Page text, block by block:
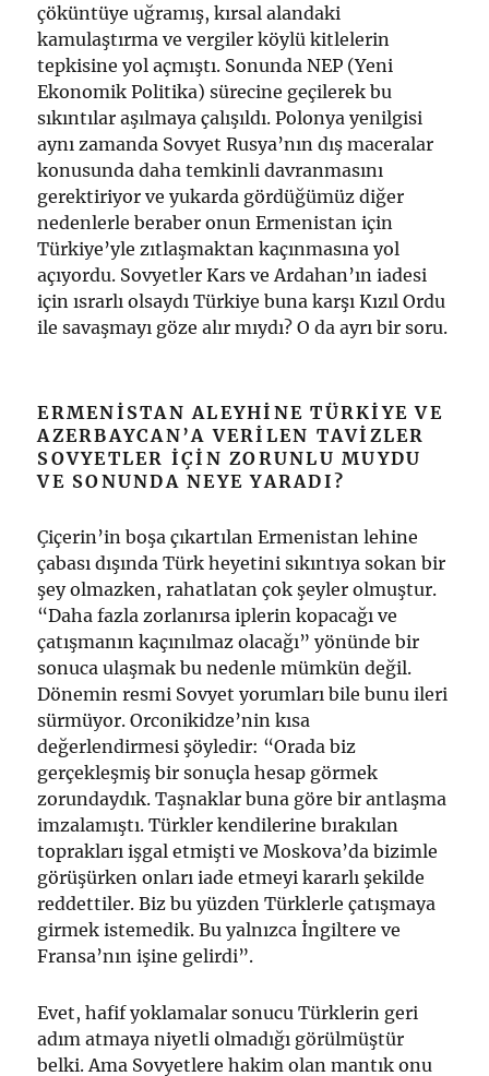
çöküntüye uğramış, kırsal alandaki
kamulaştırma ve vergiler köylü kitlelerin
tepkisine yol açmıştı. Sonunda NEP (Yeni
Ekonomik Politika) sürecine geçilerek bu
sıkıntılar aşılmaya çalışıldı. Polonya yenilgisi
aynı zamanda Sovyet Rusya’nın dış maceralar
konusunda daha temkinli davranmasını
gerektiriyor ve yukarda gördüğümüz diğer
nedenlerle beraber onun Ermenistan için
Türkiye’yle zıtlaşmaktan kaçınmasına yol
açıyordu. Sovyetler Kars ve Ardahan’ın iadesi
için ısrarlı olsaydı Türkiye buna karşı Kızıl Ordu
ile savaşmayı göze alır mıydı? O da ayrı bir soru.
ERMENISTAN ALEYHINE TÜRKIYE VE
AZERBAYCAN’A VERILEN TAVIZLER
SOVYETLER IÇIN ZORUNLU MUYDU
VE SONUNDA NEYE YARADI?
Çiçerin’in boşa çıkartılan Ermenistan lehine
çabası dışında Türk heyetini sıkıntıya sokan bir
şey olmazken, rahatlatan çok şeyler olmuştur.
“Daha fazla zorlanırsa iplerin kopacağı ve
çatışmanın kaçınılmaz olacağı” yönünde bir
sonuca ulaşmak bu nedenle mümkün değil.
Dönemin resmi Sovyet yorumları bile bunu ileri
sürmüyor. Orconikidze’nin kısa
değerlendirmesi şöyledir: “Orada biz
gerçekleşmiş bir sonuçla hesap görmek
zorundaydık. Taşnaklar buna göre bir antlaşma
imzalamıştı. Türkler kendilerine bırakılan
toprakları işgal etmişti ve Moskova’da bizimle
görüşürken onları iade etmeyi kararlı şekilde
reddettiler. Biz bu yüzden Türklerle çatışmaya
girmek istemedik. Bu yalnızca İngiltere ve
Fransa’nın işine gelirdi”.
Evet, hafif yoklamalar sonucu Türklerin geri
adım atmaya niyetli olmadığı görülmüştür
belki. Ama Sovyetlere hakim olan mantık onu